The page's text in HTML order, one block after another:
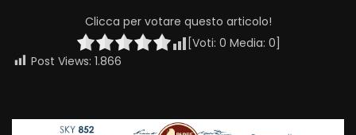
Clicca per votare questo articolo!
[Voti: 0 Media: 0]
Post Views: 1.866